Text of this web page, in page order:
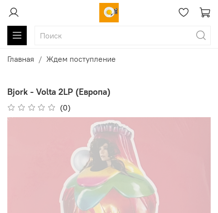
Главная Ждем поступление
Bjork - Volta 2LP (Европа)
(0)